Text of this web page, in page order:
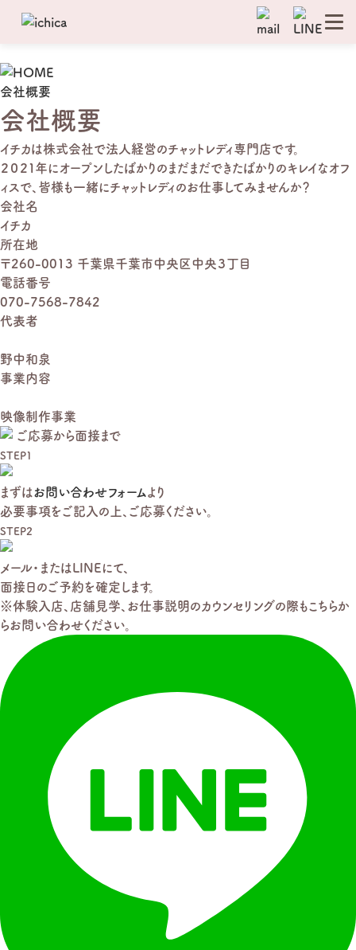
会社概要
会社概要
イチカは株式会社で法人経営のチャットレディ専門店です。
２０２１年にオープンしたばかりのまだまだできたばかりのキレイなオフ
ィスで、 皆様も一緒にチャットレディのお仕事してみませんか？
会社名
イチカ
所在地
〒260-0013 千葉県千葉市中央区中央３丁目
電話番号
070-7568-7842
代表者
野中和泉
事業内容
映像制作事業
ご応募から面接まで
STEP１
まずは お問い合わせフォームより
必要事項をご記入の上、ご応募ください。
STEP2
メール・またはLINEにて、
面接日のご予約を確定します。
※体験入店、店舗見学、お仕事説明のカウンセリングの際もこちらか
らお問い合わせください。